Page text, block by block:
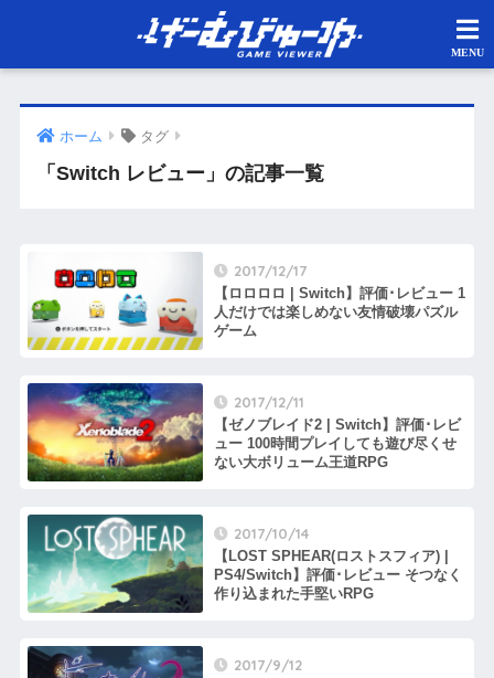
ホーム タグ
「Switch レビュー」の記事一覧
2017/12/17
【ロロロロ | Switch】評価･レビュー 1
人だけでは楽しめない友情破壊パズル
ゲーム
2017/12/11
【ゼノブレイド2 | Switch】評価･レビ
ュー 100時間プレイしても遊び尽くせ
ない大ボリューム王道RPG
2017/10/14
【LOST SPHEAR(ロストスフィア) |
PS4/Switch】評価･レビュー そつなく
作り込まれた手堅いRPG
2017/9/12